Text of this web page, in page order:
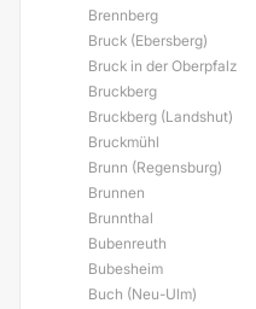
Brennberg
Bruck (Ebersberg)
Bruck in der Oberpfalz
Bruckberg
Bruckberg (Landshut)
Bruckmühl
Brunn (Regensburg)
Brunnen
Brunnthal
Bubenreuth
Bubesheim
Buch (Neu-Ulm)